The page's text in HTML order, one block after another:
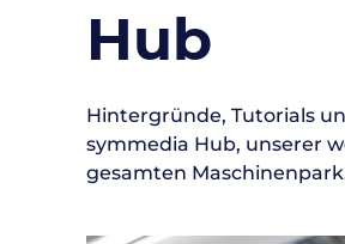
Hub
Hintergründe, Tutorials
symmedia Hub, unserer
gesamten